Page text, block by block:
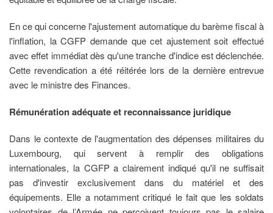
En ce qui concerne l'ajustement automatique du barème fiscal à
l'inflation, la CGFP demande que cet ajustement soit effectué
avec effet immédiat dès qu'une tranche d'indice est déclenchée.
Cette revendication a été réitérée lors de la dernière entrevue
avec le ministre des Finances.
Rémunération adéquate et reconnaissance juridique
Dans le contexte de l'augmentation des dépenses militaires du
Luxembourg, qui servent à remplir des obligations
internationales, la CGFP a clairement indiqué qu'il ne suffisait
pas d'investir exclusivement dans du matériel et des
équipements. Elle a notamment critiqué le fait que les soldats